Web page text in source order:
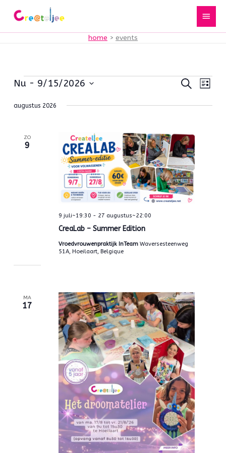
naar
de
home events
Events
Events
and
Navigation
ZoekenEvent
Lijst
Nu - 9/15/2026
een
augustus 2026
ZO
9
CreaLab – Summer Edition
9 juli~19:30 - 27 augustus~22:00
Vroedvrouwenpraktijk InTeam Waversesteenweg
51A, Hoeilaart, Belgique
MA
17